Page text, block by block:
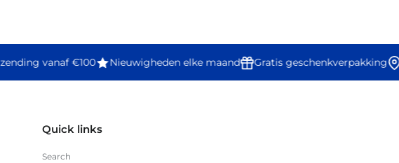
vanaf €100 Nieuwigheden elke maand Gratis geschenkverpakking
Quick links
Search